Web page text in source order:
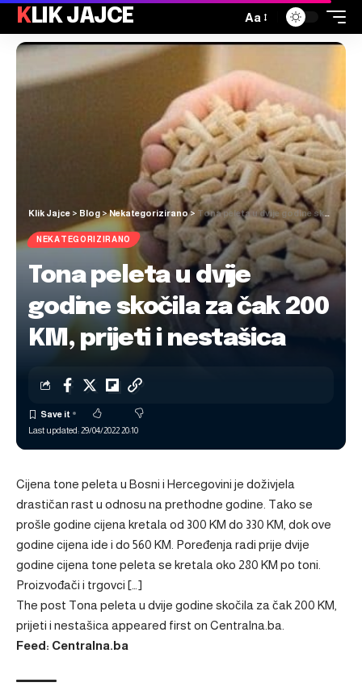
KLIK JAJCE Aa
Klik Jajce > Blog >Nekategorizirano> Tona peleta u dvije godine skočila za čak 200 KM, prijeti i nestašica
NEKATEGORIZIRANO
Tona peleta u dvije
godine skočila za čak 200
KM, prijeti i nestašica
Last updated: 29/04/2022 20:10
Cijena tone peleta u Bosni i Hercegovini je doživjela
drastičan rast u odnosu na prethodne godine. Tako se
prošle godine cijena kretala od 300 KM do 330 KM, dok ove
godine cijena ide i do 560 KM. Poređenja radi prije dvije
godine cijena tone peleta se kretala oko 280 KM po toni.
Proizvođači i trgovci […]
The post Tona peleta u dvije godine skočila za čak 200 KM,
prijeti i nestašica appeared first on Centralna.ba
Feed: Centralna.ba